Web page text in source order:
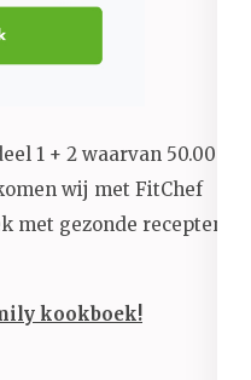
1 + 2 waarvan 50.000+
wij met FitChef
met gezonde recepten
kookboek!